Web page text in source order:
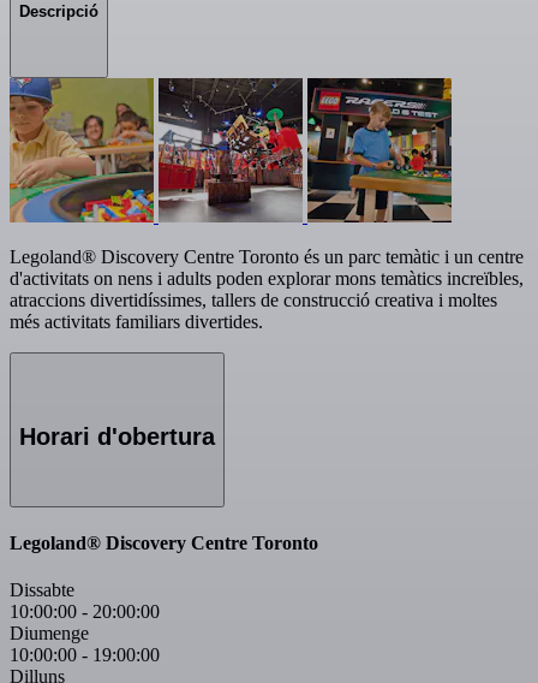
Descripció
Legoland® Discovery Centre Toronto és un parc temàtic i un centre
d'activitats on nens i adults poden explorar mons temàtics increïbles,
atraccions divertidíssimes, tallers de construcció creativa i moltes
més activitats familiars divertides.
Horari d'obertura
Legoland® Discovery Centre Toronto
Dissabte
10:00:00 - 20:00:00
Diumenge
10:00:00 - 19:00:00
Dilluns